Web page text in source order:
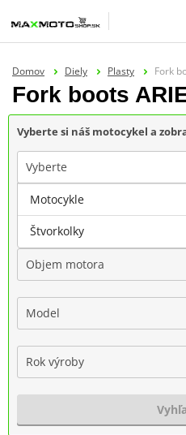
Domov Diely Plasty Fork
Fork boots
Vyberte si náš motocykel a
Vyberte
Značka
Objem motora
Model
Rok výroby
Motocykle
Štvorkolky